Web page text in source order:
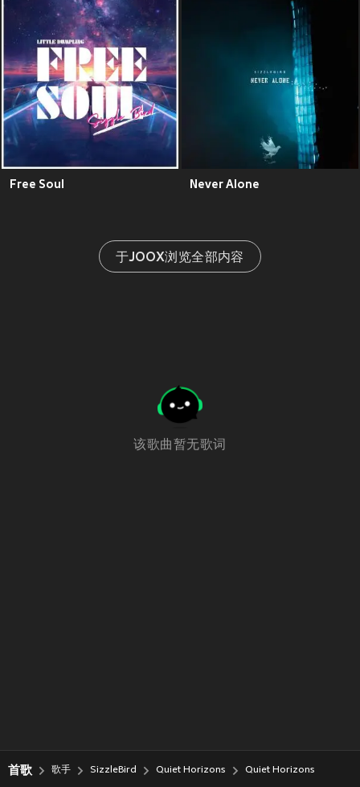
Free Soul Never Alone
于JOOX浏览全部内容
该歌曲暂无歌词
首歌 歌手 SizzleBird Quiet Horizons Quiet Horizons